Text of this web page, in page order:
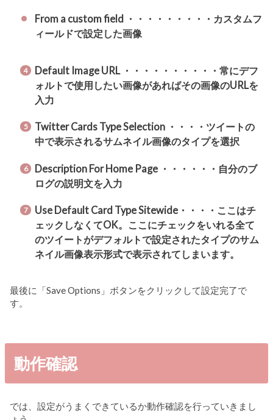
From a custom field ・・・・・・・・・カスタムフ
ィールドで設定した画像
Default Image URL ・・・・・・・・・・常にデフ
ォルトで使用したい画像があればその画像のURLを
入力
Twitter Cards Type Selection ・・・・ツイートの
中で表示されるサムネイル画像のタイプを選択
Description For Home Page ・・・・・・自分のブ
ログの説明文を入力
Use Default Card Type Sitewide・・・・ここはチ
ェックしなくてOK。ここにチェックをいれる全て
のツイートがデフォルトで設定されたタイプのサム
ネイル画像表示形式で表示されてしまいます。
最後に「Save Options」ボタンをクリックして設定完了で
す。
動作確認
では、設定がうまくできているか動作確認を行っていきまし